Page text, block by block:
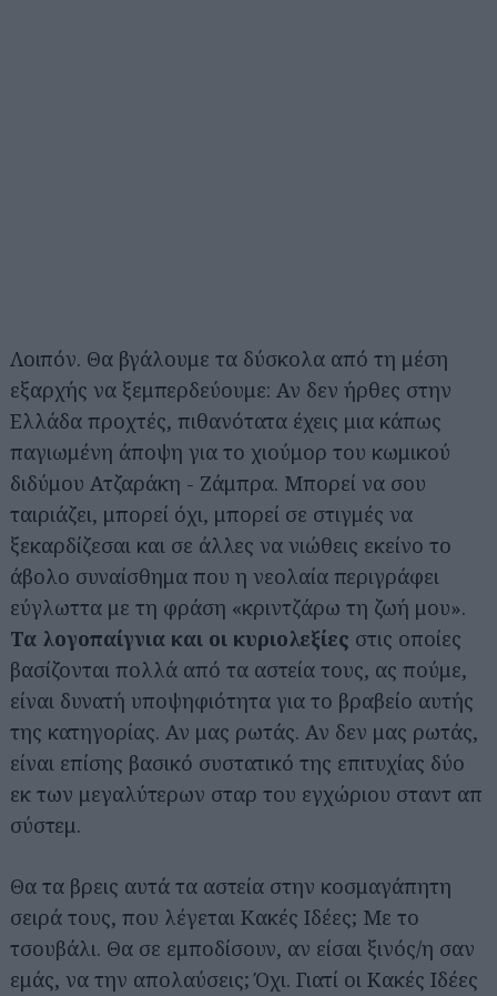
Λοιπόν. Θα βγάλουμε τα δύσκολα από τη μέση
εξαρχής να ξεμπερδεύουμε: Αν δεν ήρθες στην
Ελλάδα προχτές, πιθανότατα έχεις μια κάπως
παγιωμένη άποψη για το χιούμορ του κωμικού
διδύμου Ατζαράκη - Ζάμπρα. Μπορεί να σου
ταιριάζει, μπορεί όχι, μπορεί σε στιγμές να
ξεκαρδίζεσαι και σε άλλες να νιώθεις εκείνο το
άβολο συναίσθημα που η νεολαία περιγράφει
εύγλωττα με τη φράση «κριντζάρω τη ζωή μου».
Τα λογοπαίγνια και οι κυριολεξίες στις οποίες
βασίζονται πολλά από τα αστεία τους, ας πούμε,
είναι δυνατή υποψηφιότητα για το βραβείο αυτής
της κατηγορίας. Αν μας ρωτάς. Αν δεν μας ρωτάς,
είναι επίσης βασικό συστατικό της επιτυχίας δύο
εκ των μεγαλύτερων σταρ του εγχώριου σταντ απ
σύστεμ.
Θα τα βρεις αυτά τα αστεία στην κοσμαγάπητη
σειρά τους, που λέγεται Κακές Ιδέες; Με το
τσουβάλι. Θα σε εμποδίσουν, αν είσαι ξινός/η σαν
εμάς, να την απολαύσεις; Όχι. Γιατί οι Κακές Ιδέες